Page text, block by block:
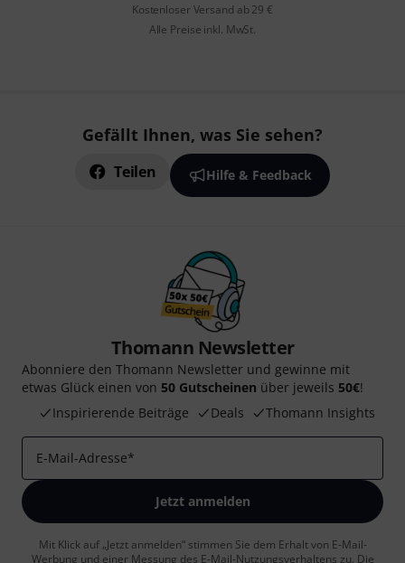
Kostenloser Versand ab 29 €
Alle Preise inkl. MwSt.
Gefällt Ihnen, was Sie sehen?
Teilen Hilfe & Feedback
Thomann Newsletter
Abonniere den Thomann Newsletter und gewinne mit
etwas Glück einen von 50 Gutscheinen über jeweils 50€!
Inspirierende Beiträge
Deals Thomann Insights
E-Mail-Adresse*
Jetzt anmelden
Mit Klick auf „Jetzt anmelden“ stimmen Sie dem Erhalt von E-Mail-
Werbung und einer Messung des E-Mail-Nutzungsverhaltens zu. Die